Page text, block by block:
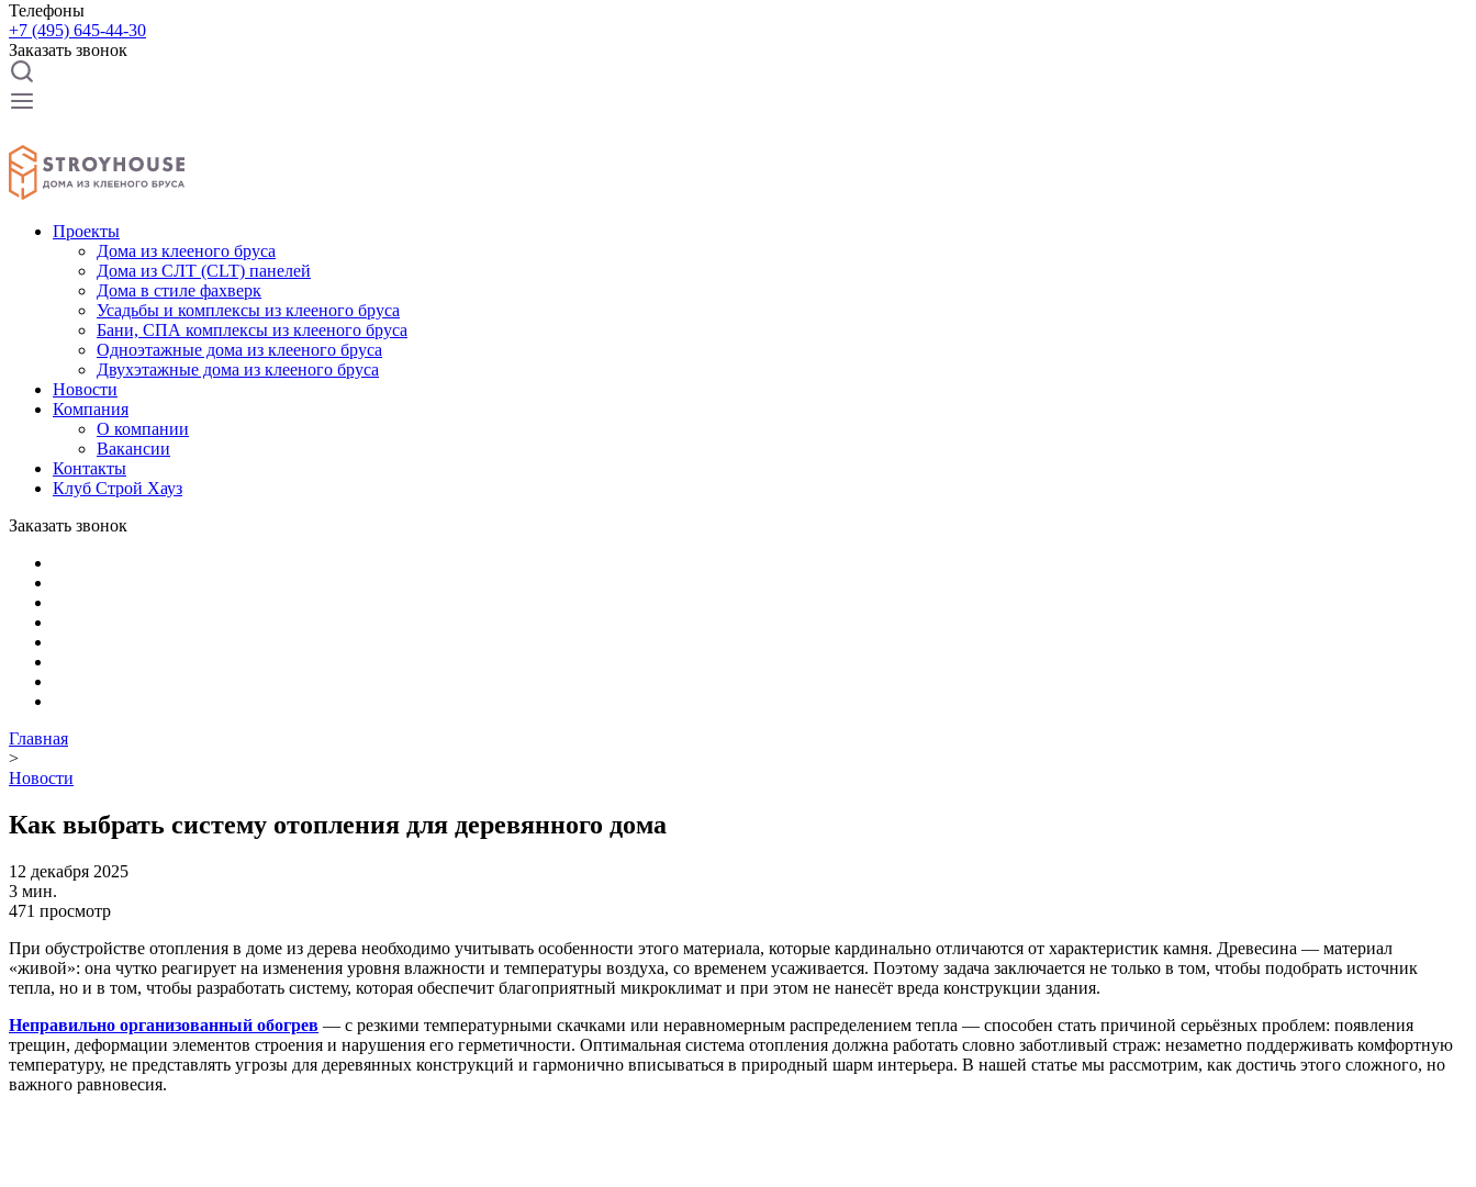
Телефоны
+7 (495) 645-44-30
Заказать звонок
Проекты
Дома из клееного бруса
Дома из СЛТ (CLT) панелей
Дома в стиле фахверк
Усадьбы и комплексы из клееного бруса
Бани, СПА комплексы из клееного бруса
Одноэтажные дома из клееного бруса
Двухэтажные дома из клееного бруса
Новости
Компания
О компании
Вакансии
Контакты
Клуб Строй Хауз
Заказать звонок
Главная
>
Новости
Как выбрать систему отопления для деревянного дома
12 декабря 2025
3 мин.
471 просмотр
При обустройстве отопления в доме из дерева необходимо учитывать особенности этого материала, которые кардинально отличаются от характеристик камня. Древесина — материал
«живой»: она чутко реагирует на изменения уровня влажности и температуры воздуха, со временем усаживается. Поэтому задача заключается не только в том, чтобы подобрать источник
тепла, но и в том, чтобы разработать систему, которая обеспечит благоприятный микроклимат и при этом не нанесёт вреда конструкции здания.
Неправильно организованный обогрев — с резкими температурными скачками или неравномерным распределением тепла — способен стать причиной серьёзных проблем: появления
трещин, деформации элементов строения и нарушения его герметичности. Оптимальная система отопления должна работать словно заботливый страж: незаметно поддерживать комфортную
температуру, не представлять угрозы для деревянных конструкций и гармонично вписываться в природный шарм интерьера. В нашей статье мы рассмотрим, как достичь этого сложного, но
важного равновесия.